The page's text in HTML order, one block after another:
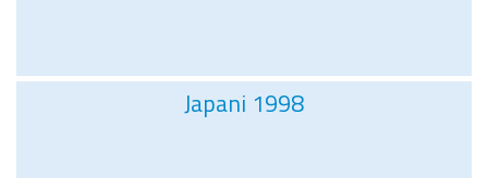
Japani 1998